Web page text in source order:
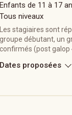
Enfants de 11 à 17
Tous niveaux
Les stagiaires sont
groupe débutant, un
confirmés (post galop
Dates proposées